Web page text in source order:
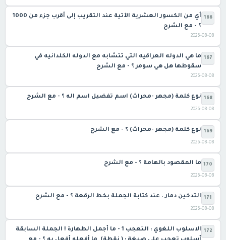
166
‏أي من الكسور العشرية الآتية عند التقريب إلى أقرب جزء من ‫1000
؟ - مع الشرح
2026-08-08
167 ما هي الدوله العراقيه التي تتشابه مع الدوله الكلدانيه في
سقوطها هل هي سومر ؟ - مع الشرح
2026-08-08
168 نوع كلمة (مجهر -محراث) اسم تفضيل اسم اله ؟ - مع الشرح
2026-08-08
169 نوع كلمة (مجهر -محراث) ؟ - مع الشرح
2026-08-08
170 ما المقصود بالهامة ؟ - مع الشرح
2026-08-08
171 التدخين دمار . عند كتابة الجملة بخط الرقعة ؟ - مع الشرح
2026-08-08
172
الاسلوب اللغوي : التعجب 1 - ما أجمل الطهارة ! الجملة السابقة